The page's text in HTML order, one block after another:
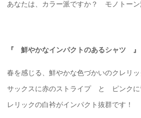
あなたは、カラー派ですか？ モノトーン
『 鮮やかなインパクトのあるシャツ 』
春を感じる、鮮やかな色づかいのクレリッ
サックスに赤のストライプ と ピンク
レリックの白衿がインパクト抜群です！